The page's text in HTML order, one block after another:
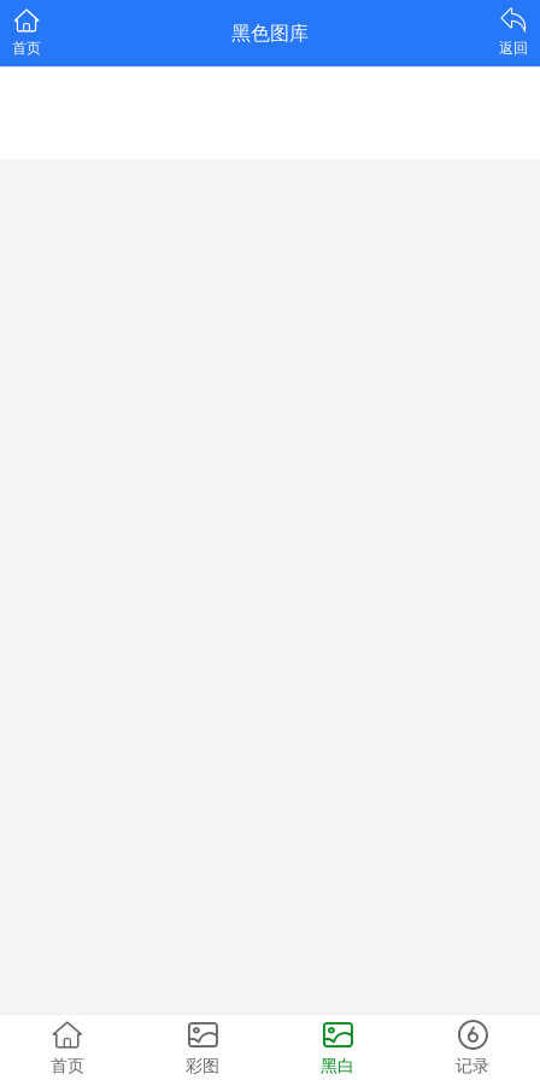
首页
黑色图库
返回
首页 彩图 黑白 记录